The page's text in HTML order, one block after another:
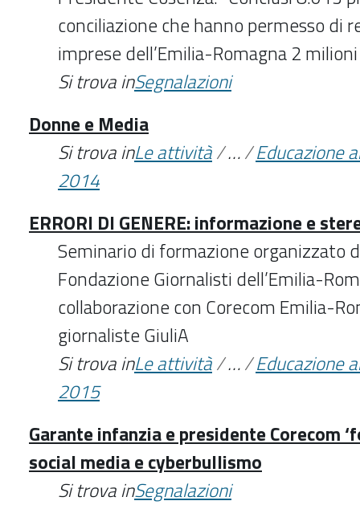
conciliazione che hanno permesso di
imprese dell’Emilia-Romagna 2
Si trova inSegnalazioni
Donne e Media
Si trova inLe attività/…/Educazione
2014
ERRORI DI GENERE: informazione e
Seminario di formazione organizzato
Fondazione Giornalisti dell’Emilia-
collaborazione con Corecom Emilia-
giornaliste GiuliA
Si trova inLe attività/…/Educazione
2015
Garante infanzia e presidente Corecom
social media e cyberbullismo
Si trova inSegnalazioni